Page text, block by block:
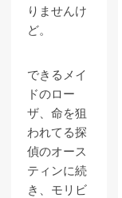
りませんけ
ど。
できるメイ
ドのロー
ザ、命を狙
われてる探
偵のオース
ティンに続
き、モリビ